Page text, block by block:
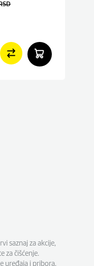
saznaj za akcije,
za čišćenje.
uređaja i pribora,